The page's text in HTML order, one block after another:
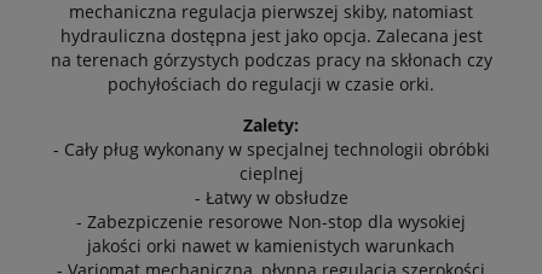
mechaniczna regulacja pierwszej skiby, natomiast
hydrauliczna dostępna jest jako opcja. Zalecana jest
na terenach górzystych podczas pracy na skłonach czy
pochyłościach do regulacji w czasie orki.
Zalety:
- Cały pług wykonany w specjalnej technologii obróbki
cieplnej
- Łatwy w obsłudze
- Zabezpiczenie resorowe Non-stop dla wysokiej
jakości orki nawet w kamienistych warunkach